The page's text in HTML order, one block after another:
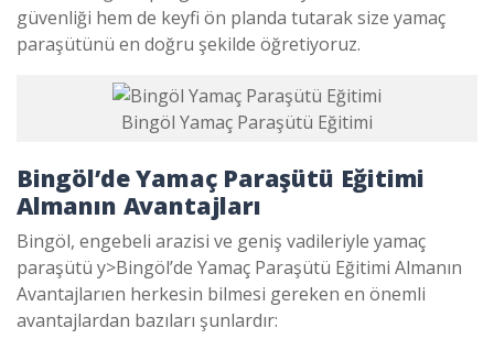
güvenliği hem de keyfi ön planda tutarak size yamaç
paraşütünü en doğru şekilde öğretiyoruz.
Bingöl Yamaç Paraşütü Eğitimi
Bingöl’de Yamaç Paraşütü Eğitimi
Almanın Avantajları
Bingöl, engebeli arazisi ve geniş vadileriyle yamaç
paraşütü y>Bingöl’de Yamaç Paraşütü Eğitimi Almanın
Avantajlarıen herkesin bilmesi gereken en önemli
avantajlardan bazıları şunlardır: